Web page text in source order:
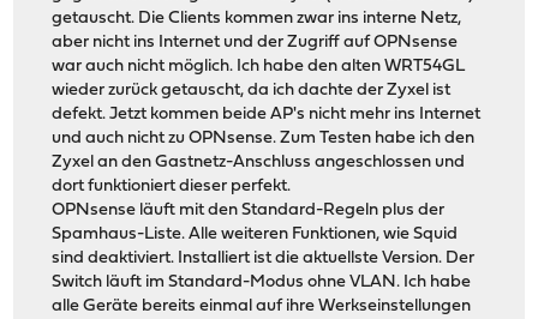
| |
| |
| |
| +-----| AccessPoint 2 |
| |
|
| |
|
| |
+-------| Pi-Hole | (Odroid
| |
| |
| +---------| Server |
|
|
+-----------| Clients, ... | (Windows
getauscht. Die Clients kommen zwar ins interne Netz,
aber nicht ins Internet und der Zugriff auf OPNsense
war auch nicht möglich. Ich habe den alten WRT54GL
wieder zurück getauscht, da ich dachte der Zyxel ist
defekt. Jetzt kommen beide AP's nicht mehr ins Internet
und auch nicht zu OPNsense. Zum Testen habe ich den
Zyxel an den Gastnetz-Anschluss angeschlossen und
dort funktioniert dieser perfekt.
OPNsense läuft mit den Standard-Regeln plus der
Spamhaus-Liste. Alle weiteren Funktionen, wie Squid
sind deaktiviert. Installiert ist die aktuellste Version. Der
Switch läuft im Standard-Modus ohne VLAN. Ich habe
alle Geräte bereits einmal auf ihre Werkseinstellungen